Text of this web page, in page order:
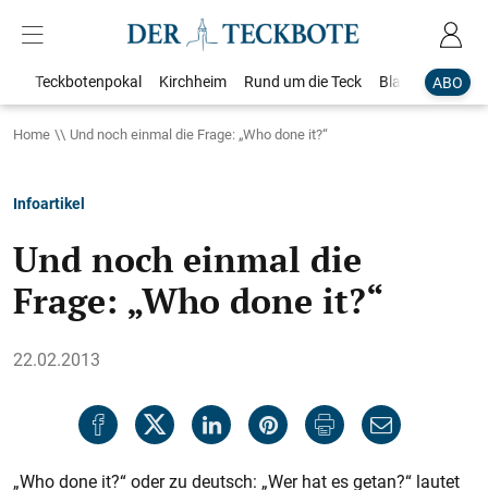
ABO
Teckbotenpokal Kirchheim Rund um die Teck Blaulicht
Home Und noch einmal die Frage: „Who done it?“
Infoartikel
Und noch einmal die
Frage: „Who done it?“
22.02.2013
„Who done it?“ oder zu deutsch: „Wer hat es getan?“ lautet